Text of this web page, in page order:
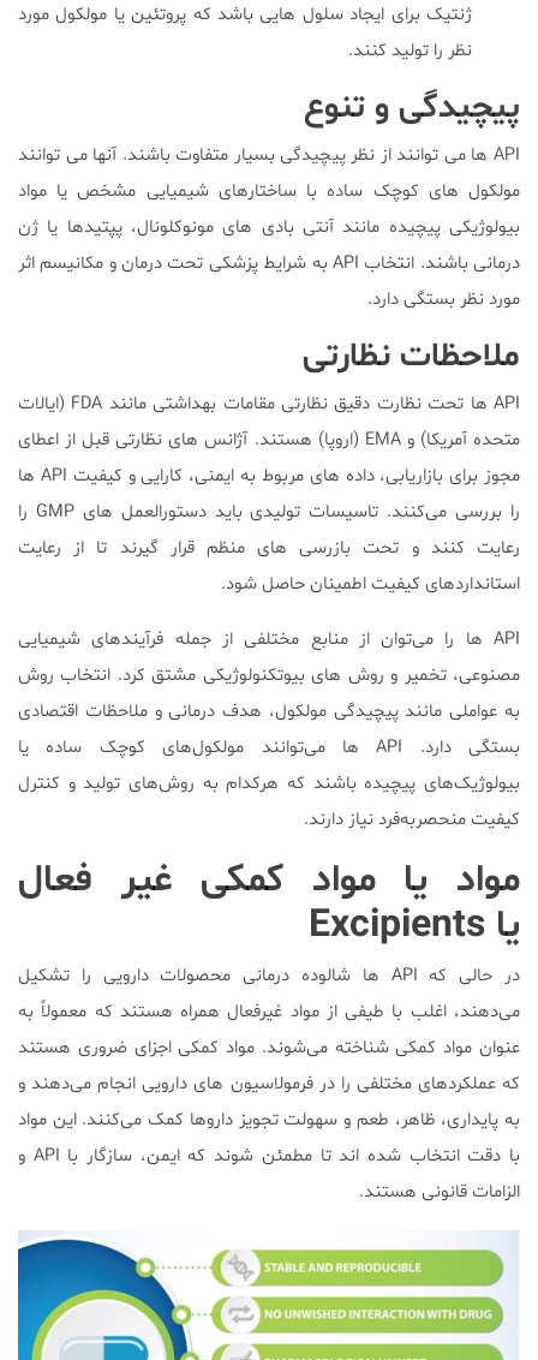
ژنتیک برای ایجاد سلول هایی باشد که پروتئین یا مولکول مورد
نظر را تولید کنند.
پیچیدگی و تنوع
API ها می توانند از نظر پیچیدگی بسیار متفاوت باشند. آنها می توانند
مولکول های کوچک ساده با ساختارهای شیمیایی مشخص یا مواد
بیولوژیکی پیچیده مانند آنتی بادی های مونوکلونال، پپتیدها یا ژن
درمانی باشند. انتخاب API به شرایط پزشکی تحت درمان و مکانیسم اثر
مورد نظر بستگی دارد.
ملاحظات نظارتی
API ها تحت نظارت دقیق نظارتی مقامات بهداشتی مانند FDA (ایالات
متحده آمریکا) و EMA (اروپا) هستند. آژانس های نظارتی قبل از اعطای
مجوز برای بازاریابی، داده های مربوط به ایمنی، کارایی و کیفیت API ها
را بررسی می‌کنند. تاسیسات تولیدی باید دستورالعمل های GMP را
رعایت کنند و تحت بازرسی های منظم قرار گیرند تا از رعایت
استانداردهای کیفیت اطمینان حاصل شود.
API ها را می‌توان از منابع مختلفی از جمله فرآیندهای شیمیایی
مصنوعی، تخمیر و روش های بیوتکنولوژیکی مشتق کرد. انتخاب روش
به عواملی مانند پیچیدگی مولکول، هدف درمانی و ملاحظات اقتصادی
بستگی دارد. API ها می‌توانند مولکول‌های کوچک ساده یا
بیولوژیک‌های پیچیده باشند که هرکدام به روش‌های تولید و کنترل
کیفیت منحصربه‌فرد نیاز دارند.
مواد یا مواد کمکی غیر فعال
یا Excipients
در حالی که API ها شالوده درمانی محصولات دارویی را تشکیل
می‌دهند، اغلب با طیفی از مواد غیرفعال همراه هستند که معمولاً به
عنوان مواد کمکی شناخته می‌شوند. مواد کمکی اجزای ضروری هستند
که عملکردهای مختلفی را در فرمولاسیون های دارویی انجام می‌دهند و
به پایداری، ظاهر، طعم و سهولت تجویز داروها کمک می‌کنند. این مواد
با دقت انتخاب شده اند تا مطمئن شوند که ایمن، سازگار با API و
الزامات قانونی هستند.